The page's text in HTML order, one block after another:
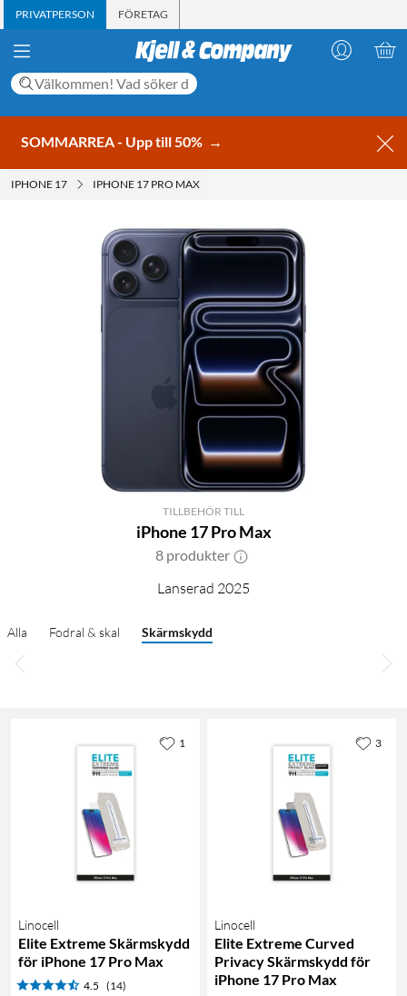
PRIVATPERSON FÖRETAG
SOMMARREA - Upp till 50% →
IPHONE 17 IPHONE 17 PRO MAX
TILLBEHÖR TILL
iPhone 17 Pro Max
8 produkter
Lanserad 2025
Alla Fodral & skal Skärmskydd
Linocell
Elite Extreme Skärmskydd
för iPhone 17 Pro Max
4.5 (14)
1
Linocell
Elite Extreme Curved
Privacy Skärmskydd för
iPhone 17 Pro Max
3